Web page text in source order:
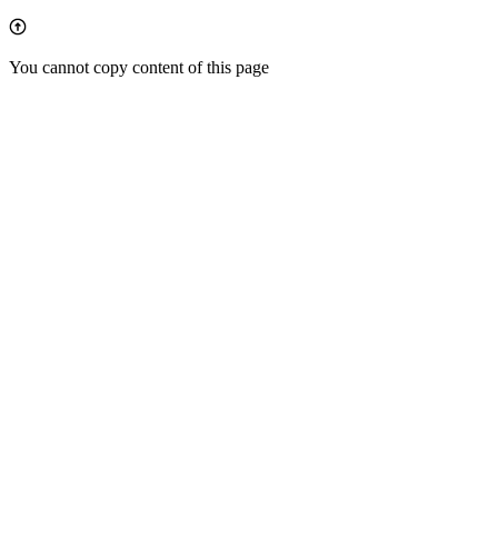
You cannot copy content of this page